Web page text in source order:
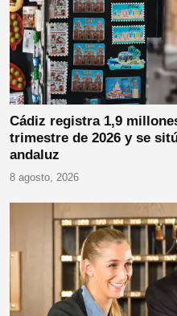
Cádiz registra 1,9
trimestre de 2026 y se
andaluz
8 agosto, 2026